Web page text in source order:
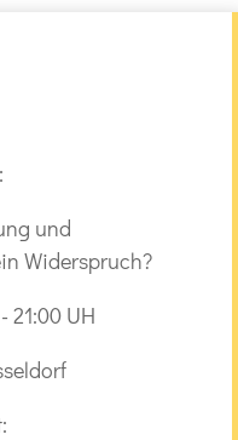
und
Widerspruch?
21:00 UH